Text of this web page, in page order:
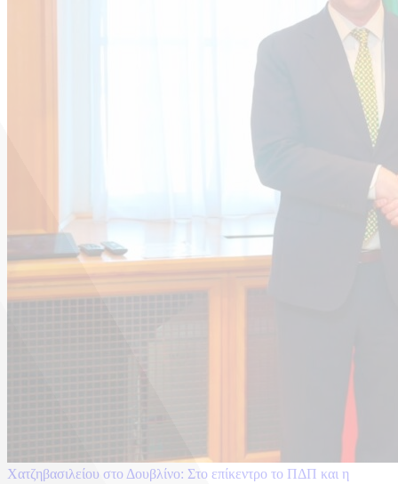
Χατζηβασιλείου στο Δουβλίνο: Στο επίκεντρο το ΠΔΠ και η